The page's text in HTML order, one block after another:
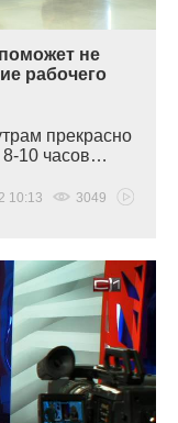
не
рабочего
прекрасно
8-10 часов…
10:13 3049